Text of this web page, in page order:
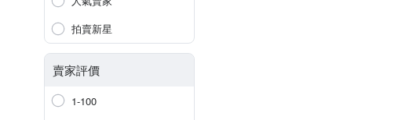
拍賣新星
賣家評價
1-100